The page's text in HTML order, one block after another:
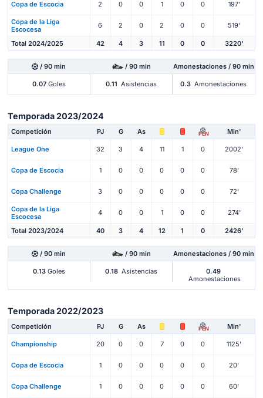
Copa de Escocia 2 0 0 1 0 0 197'
Copa de la Liga
Escocesa
6 2 0 2 0 0 519'
Total 2024/2025 42 4 3 11 0 0 3220'
/ 90 min / 90 min Amonestaciones / 90 min
0.07Goles 0.11 Asistencias 0.3 Amonestaciones
Temporada 2023/2024
Competición PJ G As PEN Min'
League One 32 3 4 11 1 0 2002'
Copa de Escocia 1 0 0 0 0 0 78'
Copa Challenge 3 0 0 0 0 0 72'
Copa de la Liga
Escocesa
4 0 0 1 0 0 274'
Total 2023/2024 40 3 4 12 1 0 2426'
/ 90 min / 90 min Amonestaciones / 90 min
0.13Goles 0.18 Asistencias
0.49
Amonestaciones
Temporada 2022/2023
Competición PJ G As PEN Min'
Championship 20 0 0 7 0 0 1125'
Copa de Escocia 1 0 0 0 0 0 20'
Copa Challenge 1 0 0 0 0 0 60'